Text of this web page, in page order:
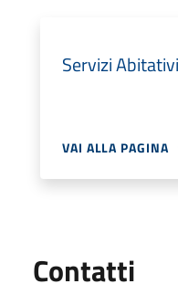
Servizi
VAI ALLA PAGINA
Contatti